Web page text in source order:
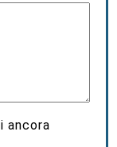
ancora